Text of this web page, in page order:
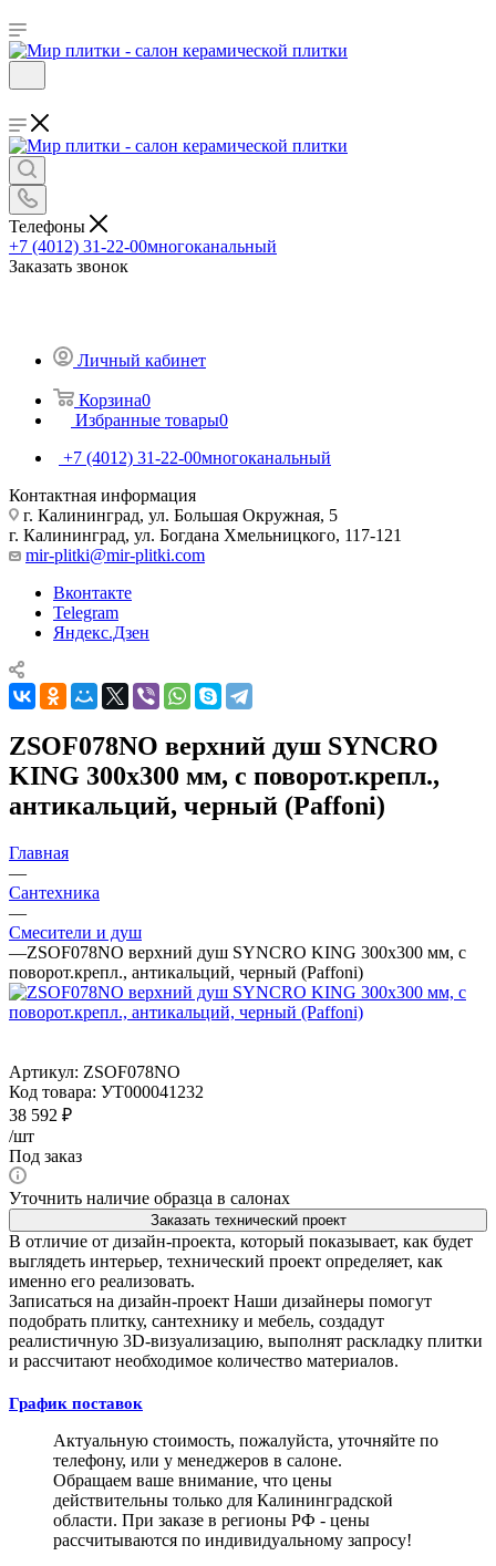
Телефоны
+7 (4012) 31-22-00многоканальный
Заказать звонок
Личный кабинет
Корзина0
Избранные товары0
+7 (4012) 31-22-00многоканальный
Контактная информация
г. Калининград, ул. Большая Окружная, 5
г. Калининград, ул. Богдана Хмельницкого, 117-121
mir-plitki@mir-plitki.com
Вконтакте
Telegram
Яндекс.Дзен
ZSOF078NO верхний душ SYNCRO
KING 300х300 мм, с поворот.крепл.,
антикальций, черный (Paffoni)
Главная
—
Сантехника
—
Смесители и душ
—ZSOF078NO верхний душ SYNCRO KING 300х300 мм, с
поворот.крепл., антикальций, черный (Paffoni)
Артикул: ZSOF078NO
Код товара: УТ000041232
38 592 ₽
/шт
Под заказ
Уточнить наличие образца в салонах
Заказать технический проект
В отличие от дизайн-проекта, который показывает, как будет
выглядеть интерьер, технический проект определяет, как
именно его реализовать.
Записаться на дизайн-проект Наши дизайнеры помогут
подобрать плитку, сантехнику и мебель, создадут
реалистичную 3D-визуализацию, выполнят раскладку плитки
и рассчитают необходимое количество материалов.
График поставок
Актуальную стоимость, пожалуйста, уточняйте по
телефону, или у менеджеров в салоне.
Обращаем ваше внимание, что цены
действительны только для Калининградской
области. При заказе в регионы РФ - цены
рассчитываются по индивидуальному запросу!